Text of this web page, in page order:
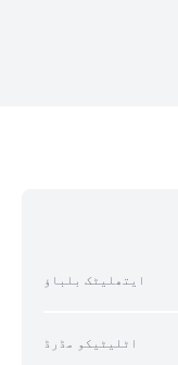
ایتھلیٹک بلباؤ
اٹلیٹیکو مڈرڈ